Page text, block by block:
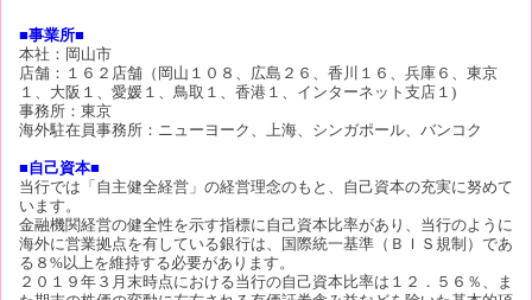
■事業所■
本社：岡山市
店舗：１６２店舗（岡山１０８、広島２６、香川１６、兵庫６、東京
１、大阪１、愛媛１、鳥取１、香港１、インターネット支店１)
事務所：東京
海外駐在員事務所：ニューヨーク、上海、シンガポール、バンコク
■自己資本■
当行では「自主健全経営」の経営理念のもと、自己資本の充実に努めて
います。
金融機関経営の健全性を示す指標に自己資本比率があり、当行のように
海外に営業拠点を有している銀行は、国際統一基準（ＢＩＳ規制）であ
る８%以上を維持する必要があります。
２０１９年３月末時点における当行の自己資本比率は１２．５６％、ま